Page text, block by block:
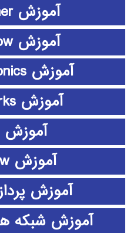
آموزش rapidminer
آموزش ShowFlow
آموزش SimElectronics
آموزش SolidWorks
آموزش SPSS
آموزش stateflow
آموزش
آموزش شبکه